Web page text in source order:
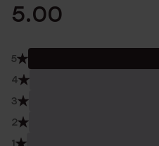
5.00
5
4
3
2
1